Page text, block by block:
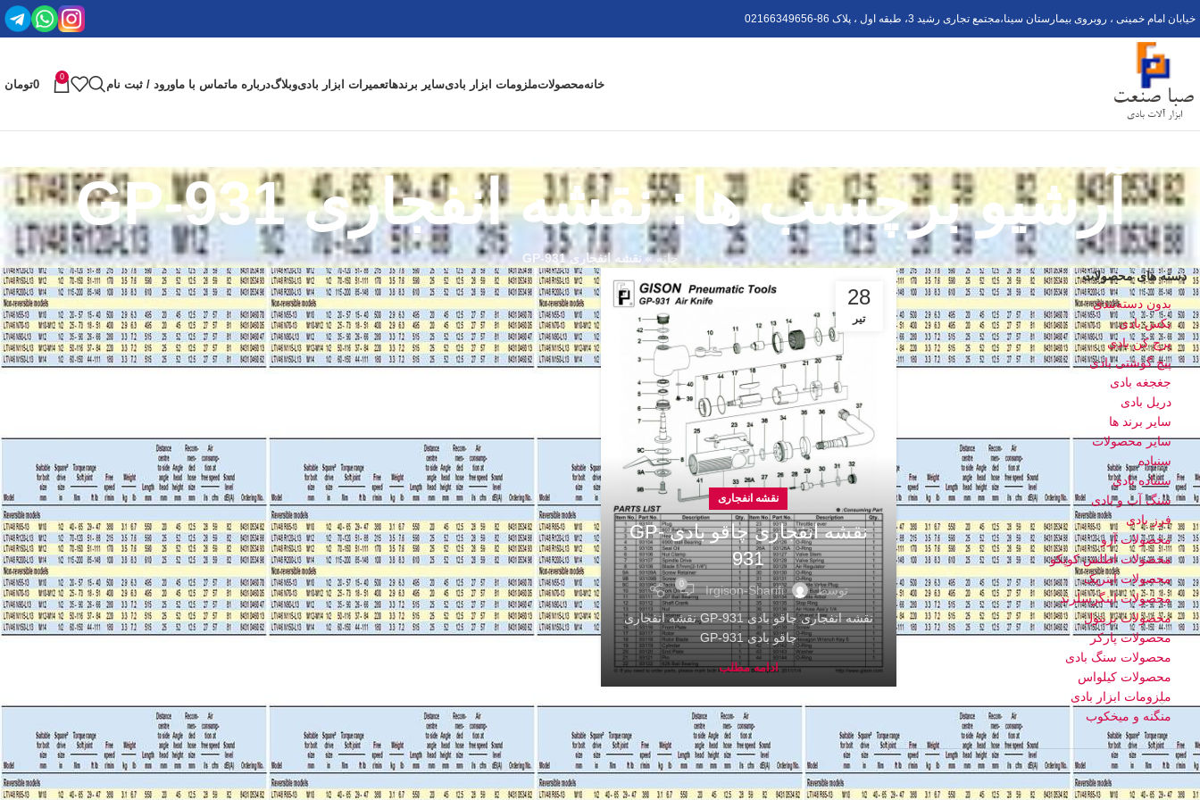
خیابان امام خمینی ، روبروی بیمارستان سینا،مجتمع تجاری رشید 3، طبقه اول ، پلاک 6 02166349656-8
خانهمحصولاتملزومات ابزار بادیسایر برندهاتعمیرات ابزار بادیوبلاگدرباره ماتماس با ماورود / ثبت نام
0
0تومان
آرشیو برچسب ها: نقشه انفجاری GP-931
خانه» نقشه انفجاری GP-931
28
تیر
نقشه انفجاری
نقشه انفجاری چاقو بادی GP-
931
توسط Irgison-Sharifi
0
نقشه انفجاری چاقو بادی GP-931 نقشه انفجاری
چاقو بادی GP-931
ادامه مطلب
دسته های محصولات
بدون دسته‌بندی
بکس بادی
پرچ کن بادی
پیچ گوشتی بادی
جغجغه بادی
دریل بادی
سایر برند ها
سایر محصولات
سنباده
سنباده بادی
سنگ آب و بادی
فرز بادی
محصولات آرو
محصولات اطلس کوپکو
محصولات اینرپک
محصولات اینگرسلرند
محصولات بریتول
محصولات پارکر
محصولات سنگ بادی
محصولات کیلواس
ملزومات ابزار بادی
منگنه و میخکوب